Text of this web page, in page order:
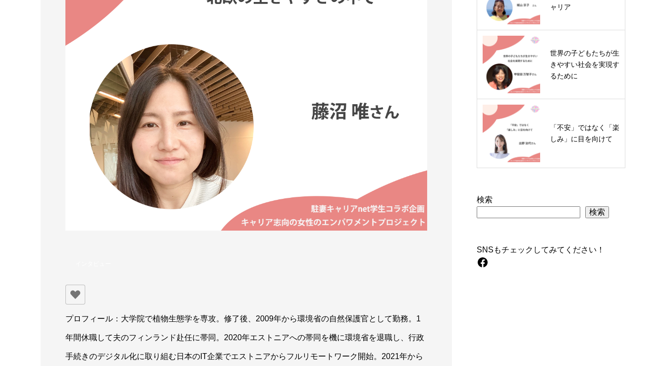
プロフィール：大学院で植物生態学を専攻。修了後、2009年から環境省の自然保護官として勤務。1
年間休職して夫のフィンランド赴任に帯同。2020年エストニアへの帯同を機に環境省を退職し、行政
手続きのデジタル化に取り組む日本のIT企業でエストニアからフルリモートワーク開始。2021年から
ャリア
世界の子どもたちが生
きやすい社会を実現す
るために
「不安」ではなく「楽
しみ」に目を向けて
検索
検索
SNSもチェックしてみてください！